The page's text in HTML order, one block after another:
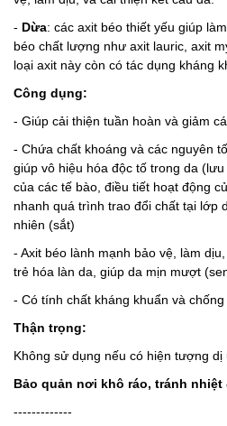
- Dừa: các axit béo thiết yếu giúp
béo chất lượng như axit lauric, axit
loại axit này còn có tác dụng kháng
Công dụng:
- Giúp cải thiện tuần hoàn và giảm
- Chứa chất khoáng và các nguyên
giúp vô hiệu hóa độc tố trong da
của các tế bào, điều tiết hoạt động
nhanh quá trình trao đổi chất tại lớp
nhiên (sắt)
- Axit béo lành mạnh bảo vệ, làm
trẻ hóa làn da, giúp da mịn mượt
- Có tính chất kháng khuẩn và
Thận trọng:
Không sử dụng nếu có hiện tượng dị
Bảo quản nơi khô ráo, tránh nhiệt
-------------